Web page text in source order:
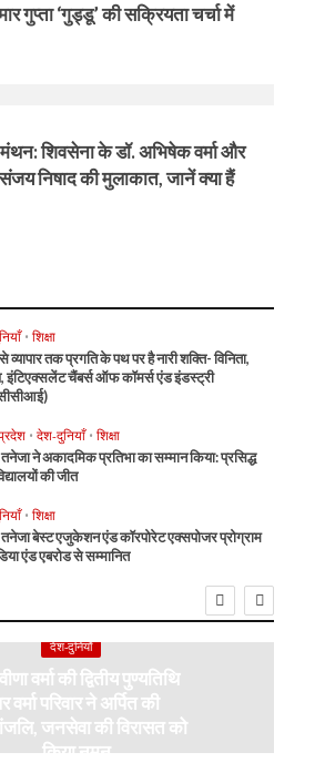
गुप्ता ‘गुड्डू’ की सक्रियता चर्चा में
मंथन: शिवसेना के डॉ. अभिषेक वर्मा और
संजय निषाद की मुलाकात, जानें क्या हैं
• शिक्षा
से व्यापार तक प्रगति के पथ पर है नारी शक्ति- विनिता,
इंटिएक्सलेंट चैंबर्स ऑफ कॉमर्स एंड इंडस्ट्री
• देश-दुनियाँ • शिक्षा
ने अकादमिक प्रतिभा का सम्मान किया: प्रसिद्ध
की जीत
• शिक्षा
तनेजा बेस्ट एजुकेशन एंड कॉरपोरेट एक्सपोजर प्रोग्राम
एंड एबरोड से सम्मानित
देश-दुनियाँ
वर्मा की द्वितीय पुण्यतिथि
वर्मा परिवार ने अर्पित की
जनसेवा की विरासत को
किया नमन